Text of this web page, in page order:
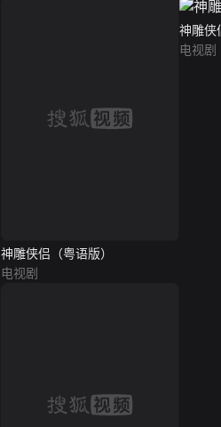
神雕侠侣（粤语版）
电视剧
神雕侠
电视剧